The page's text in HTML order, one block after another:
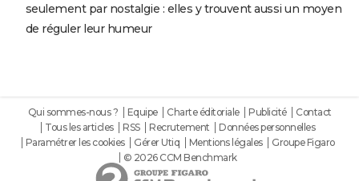
seulement par nostalgie : elles y trouvent aussi un moyen
de réguler leur humeur
Qui sommes-nous ? Equipe Charte éditoriale Publicité
Contact
Tous les articles
RSS Recrutement
Données personnelles
Paramétrer les cookies
Gérer Utiq Mentions légales
Groupe Figaro
© 2026 CCM Benchmark